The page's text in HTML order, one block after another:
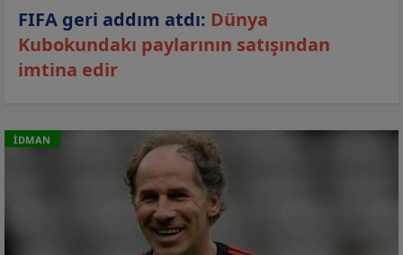
FIFA geri addım atdı: Dünya
Kubokundakı paylarının satışından
imtina edir
İDMAN